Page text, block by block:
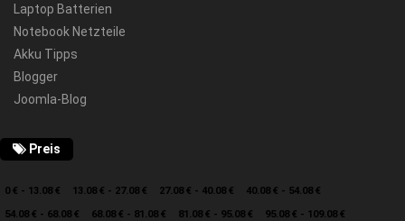
Laptop Batterien
Notebook Netzteile
Akku Tipps
Blogger
Joomla-Blog
Preis
0 € - 13.08 € 13.08 € - 27.08 € 27.08 € - 40.08 €
40.08 € - 54.08 €
54.08 € - 68.08 €
68.08 € - 81.08 € 81.08 € - 95.08 €
95.08 € - 109.08 €